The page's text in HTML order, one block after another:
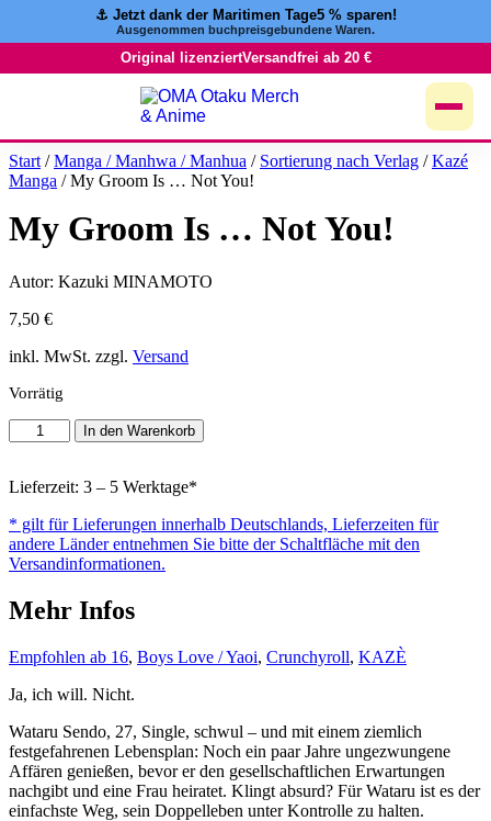
⚓️ Jetzt dank der Maritimen Tage5 % sparen!
Ausgenommen buchpreisgebundene Waren.
Original lizenziertVersandfrei ab 20 €
Start /Manga / Manhwa / Manhua / Sortierung nach Verlag /Kazé
Manga / My Groom Is … Not You!
My Groom Is … Not You!
Autor: Kazuki MINAMOTO
7,50 €
inkl. MwSt. zzgl. Versand
Vorrätig
Groom
…
You!
Menge
In den Warenkorb
Lieferzeit: 3 – 5 Werktage*
* gilt für Lieferungen innerhalb Deutschlands, Lieferzeiten für
andere Länder entnehmen Sie bitte der Schaltfläche mit den
Versandinformationen.
Mehr Infos
Empfohlen ab 16, Boys Love / Yaoi, Crunchyroll, KAZÈ
Ja, ich will. Nicht.
Wataru Sendo, 27, Single, schwul – und mit einem ziemlich
festgefahrenen Lebensplan: Noch ein paar Jahre ungezwungene
Affären genießen, bevor er den gesellschaftlichen Erwartungen
nachgibt und eine Frau heiratet. Klingt absurd? Für Wataru ist es der
einfachste Weg, sein Doppelleben unter Kontrolle zu halten.